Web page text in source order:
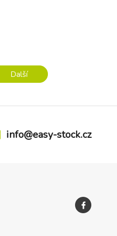
Další
info@easy-stock.cz